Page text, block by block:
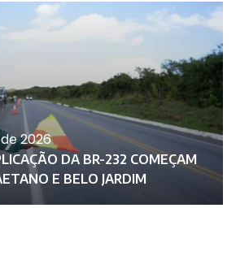
2026
DA BR-232 COMEÇAM
E BELO JARDIM